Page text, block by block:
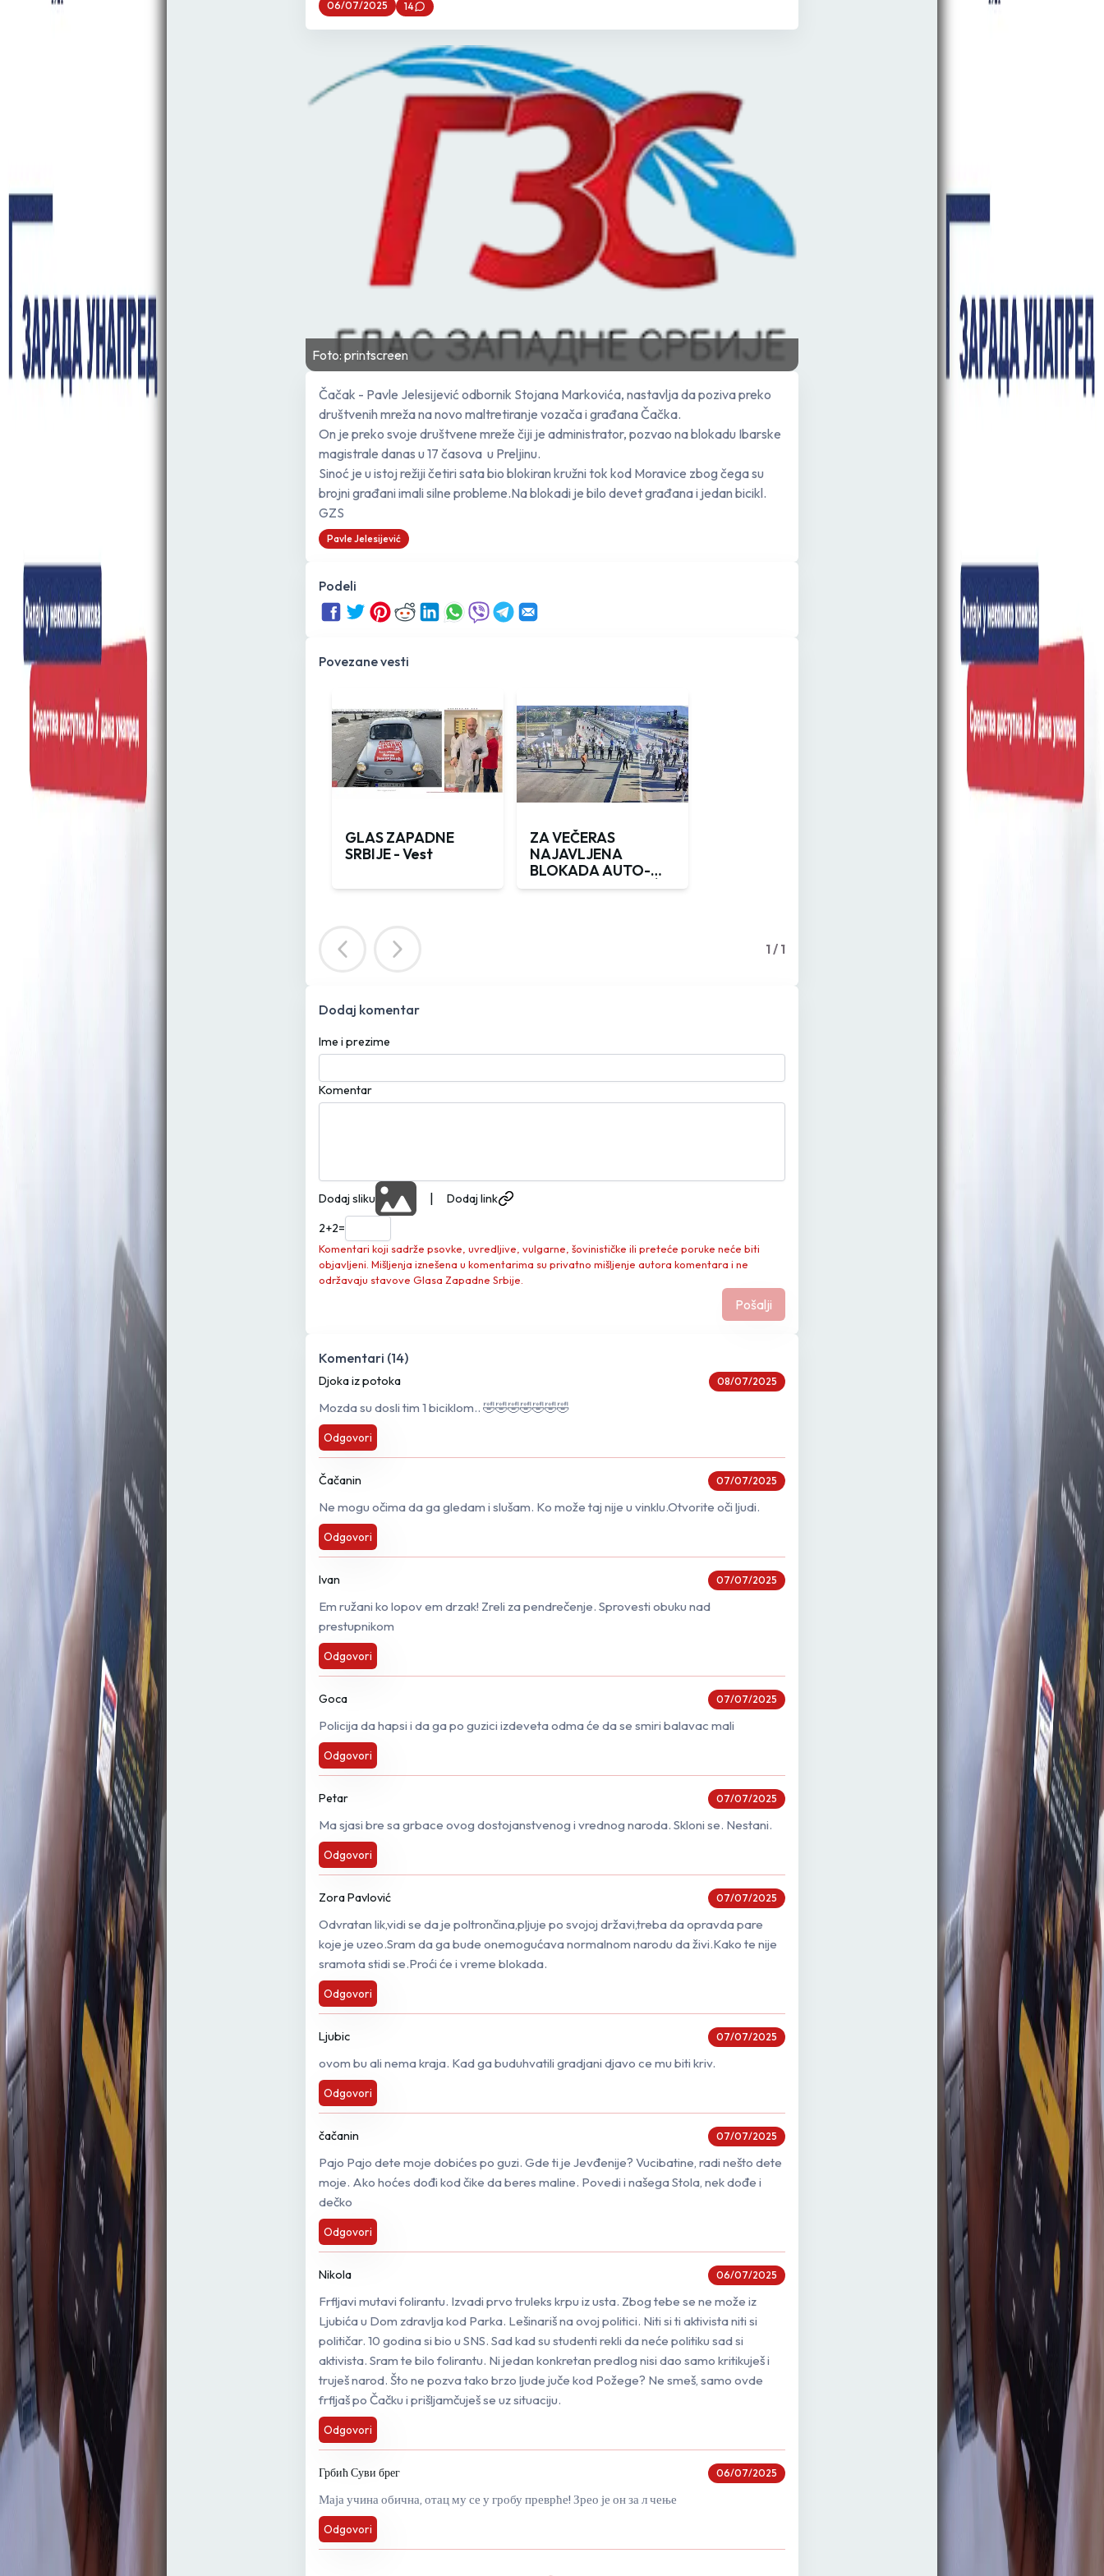
06/07/2025 14
Foto: printscreen
Čačak - Pavle Jelesijević odbornik Stojana Markovića, nastavlja da poziva preko
društvenih mreža na novo maltretiranje vozača i građana Čačka.
On je preko svoje društvene mreže čiji je administrator, pozvao na blokadu Ibarske
magistrale danas u 17 časova u Preljinu.
Sinoć je u istoj režiji četiri sata bio blokiran kružni tok kod Moravice zbog čega su
brojni građani imali silne probleme.Na blokadi je bilo devet građana i jedan bicikl.
GZS
Pavle Jelesijević
Podeli
Povezane vesti
GLAS ZAPADNE
SRBIJE - Vest
ZA VEČERAS
NAJAVLJENA
BLOKADA AUTO-
PUTA U PAKOVRAĆU:
1/ 1
Dodaj komentar
Ime i prezime
Komentar
Dodaj sliku Dodaj link
2+2=
Komentari koji sadrže psovke, uvredljive, vulgarne, šovinističke ili preteće poruke neće biti
objavljeni. Mišljenja iznešena u komentarima su privatno mišljenje autora komentara i ne
održavaju stavove Glasa Zapadne Srbije.
Pošalji
Komentari (14)
Djoka iz potoka 08/07/2025
Mozda su dosli tim 1 biciklom.. 🤣🤣🤣🤣🤣🤣🤣
Odgovori
Čačanin 07/07/2025
Ne mogu očima da ga gledam i slušam. Ko može taj nije u vinklu.Otvorite oči ljudi.
Odgovori
Ivan 07/07/2025
Em ružani ko lopov em drzak! Zreli za pendrečenje. Sprovesti obuku nad
prestupnikom
Odgovori
Goca 07/07/2025
Policija da hapsi i da ga po guzici izdeveta odma će da se smiri balavac mali
Odgovori
Petar 07/07/2025
Ma sjasi bre sa grbace ovog dostojanstvenog i vrednog naroda. Skloni se. Nestani.
Odgovori
Zora Pavlović 07/07/2025
Odvratan lik,vidi se da je poltrončina,pljuje po svojoj državi,treba da opravda pare
koje je uzeo.Sram da ga bude onemogućava normalnom narodu da živi.Kako te nije
sramota stidi se.Proći će i vreme blokada.
Odgovori
Ljubic 07/07/2025
ovom bu ali nema kraja. Kad ga buduhvatili gradjani djavo ce mu biti kriv.
Odgovori
čačanin 07/07/2025
Pajo Pajo dete moje dobićes po guzi. Gde ti je Jevđenije? Vucibatine, radi nešto dete
moje. Ako hoćes dođi kod čike da beres maline. Povedi i našega Stola, nek dođe i
dečko
Odgovori
Nikola 06/07/2025
Frfljavi mutavi folirantu. Izvadi prvo truleks krpu iz usta. Zbog tebe se ne može iz
Ljubića u Dom zdravlja kod Parka. Lešinariš na ovoj politici. Niti si ti aktivista niti si
političar. 10 godina si bio u SNS. Sad kad su studenti rekli da neće politiku sad si
aktivista. Sram te bilo folirantu. Ni jedan konkretan predlog nisi dao samo kritikuješ i
truješ narod. Što ne pozva tako brzo ljude juče kod Požege? Ne smeš, samo ovde
frfljaš po Čačku i prišljamčuješ se uz situaciju.
Odgovori
Грбић Суви брег 06/07/2025
Маја учина обична, отац му се у гробу преврће! Зрео је он за л чење
Odgovori